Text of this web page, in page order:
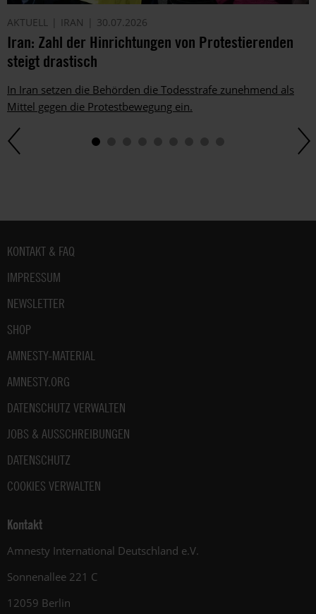
AKTUELL IRAN 30.07.2026
Iran: Zahl der Hinrichtungen von Protestierenden
steigt drastisch
In Iran setzen die Behörden die Todesstrafe zunehmend als
Mittel gegen die Protestbewegung ein.
Fußbereich
KONTAKT & FAQ
IMPRESSUM
NEWSLETTER
SHOP
AMNESTY-MATERIAL
AMNESTY.ORG
DATENSCHUTZ VERWALTEN
JOBS & AUSSCHREIBUNGEN
DATENSCHUTZ
COOKIES VERWALTEN
Kontakt
Amnesty International Deutschland e.V.
Sonnenallee 221 C
12059 Berlin